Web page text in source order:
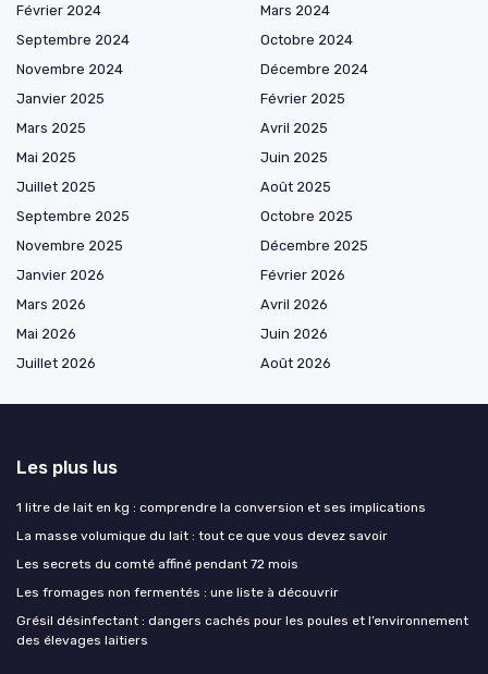
Février 2024
Mars 2024
Septembre 2024
Octobre 2024
Novembre 2024
Décembre 2024
Janvier 2025
Février 2025
Mars 2025
Avril 2025
Mai 2025
Juin 2025
Juillet 2025
Août 2025
Septembre 2025
Octobre 2025
Novembre 2025
Décembre 2025
Janvier 2026
Février 2026
Mars 2026
Avril 2026
Mai 2026
Juin 2026
Juillet 2026
Août 2026
Les plus lus
1 litre de lait en kg : comprendre la conversion et ses implications
La masse volumique du lait : tout ce que vous devez savoir
Les secrets du comté affiné pendant 72 mois
Les fromages non fermentés : une liste à découvrir
Grésil désinfectant : dangers cachés pour les poules et l’environnement
des élevages laitiers